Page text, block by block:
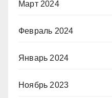
Март 2024
Февраль 2024
Январь 2024
Ноябрь 2023